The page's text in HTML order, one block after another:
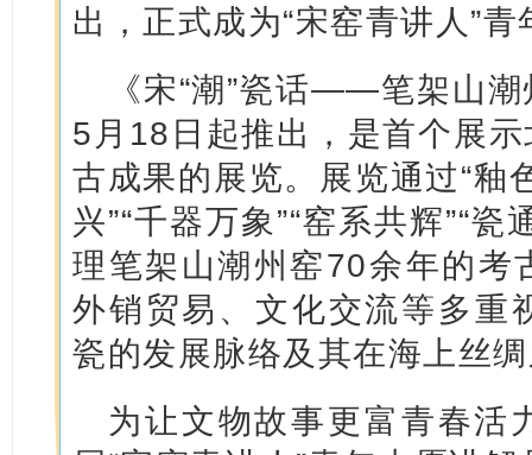
出，正式成为“宋窑青讲人”
《宋“潮”瓷话——笔架山
5月18日起推出，是首个展
古成果的展览。展览通过“釉
兴”“千器万象”“窑系共辉”“
理笔架山潮州窑70余年的考
外销贸易、文化交流等多重
瓷的发展脉络及其在海上丝
为让文物故事更富青春活